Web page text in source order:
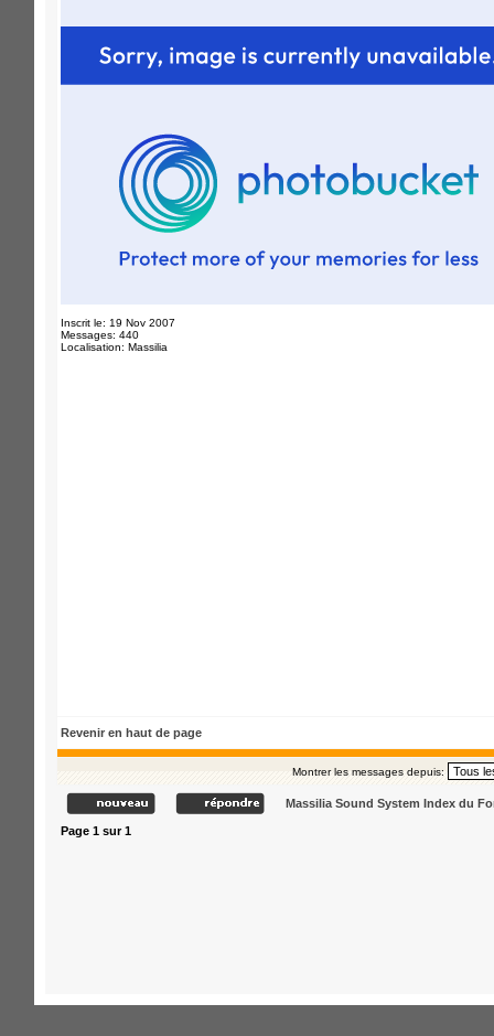
Inscrit le: 19 Nov 2007
Messages: 440
Localisation: Massilia
Revenir en haut de page
Montrer les messages depuis:
Massilia Sound System Index du
Page 1sur1